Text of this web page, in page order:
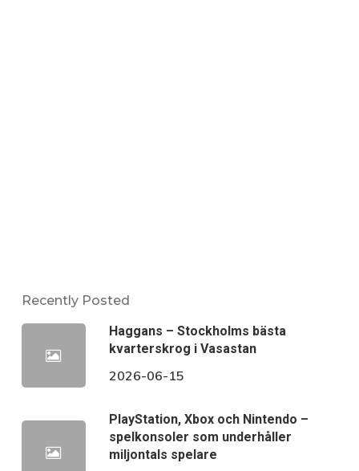
Recently Posted
Haggans – Stockholms bästa
kvarterskrog i Vasastan
2026-06-15
PlayStation, Xbox och Nintendo –
spelkonsoler som underhåller
miljontals spelare